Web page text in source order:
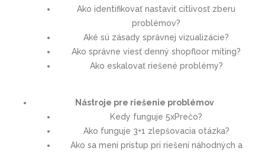
Ako identifikovať nastaviť citlivosť zberu
problémov?
Aké sú zásady správnej vizualizácie?
Ako správne viesť denný shopfloor míting?
Ako eskalovať riešené problémy?
Nástroje pre riešenie problémov
Kedy funguje 5xPrečo?
Ako funguje 3+1 zlepšovacia otázka?
Ako sa mení prístup pri riešení náhodných a